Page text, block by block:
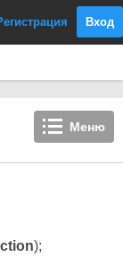
Вход
Меню
);